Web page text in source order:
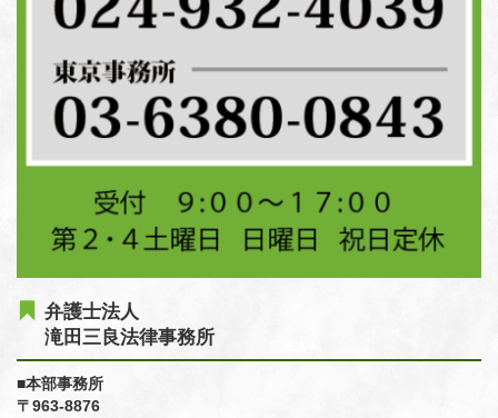
弁護士法人
滝田三良法律事務所
■本部事務所
〒963-8876